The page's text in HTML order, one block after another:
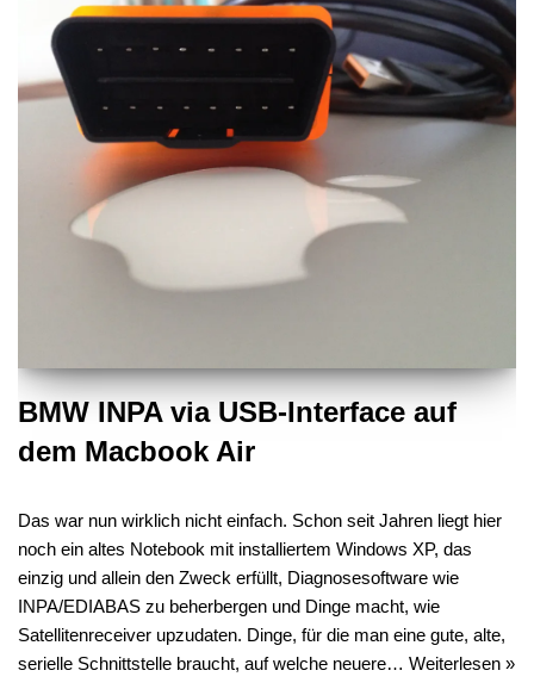
BMW INPA via USB-Interface auf
dem Macbook Air
Das war nun wirklich nicht einfach. Schon seit Jahren liegt hier
noch ein altes Notebook mit installiertem Windows XP, das
einzig und allein den Zweck erfüllt, Diagnosesoftware wie
INPA/EDIABAS zu beherbergen und Dinge macht, wie
Satellitenreceiver upzudaten. Dinge, für die man eine gute, alte,
serielle Schnittstelle braucht, auf welche neuere… Weiterlesen »